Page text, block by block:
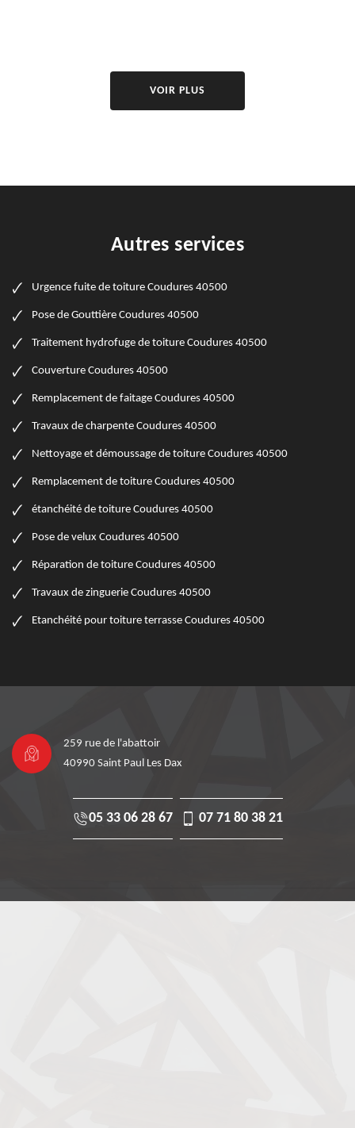
VOIR PLUS
Autres services
Urgence fuite de toiture Coudures 40500
Pose de Gouttière Coudures 40500
Traitement hydrofuge de toiture Coudures 40500
Couverture Coudures 40500
Remplacement de faitage Coudures 40500
Travaux de charpente Coudures 40500
Nettoyage et démoussage de toiture Coudures 40500
Remplacement de toiture Coudures 40500
étanchéité de toiture Coudures 40500
Pose de velux Coudures 40500
Réparation de toiture Coudures 40500
Travaux de zinguerie Coudures 40500
Etanchéité pour toiture terrasse Coudures 40500
259 rue de l'abattoir
40990 Saint Paul Les Dax
05 33 06 28 67 07 71 80 38 21